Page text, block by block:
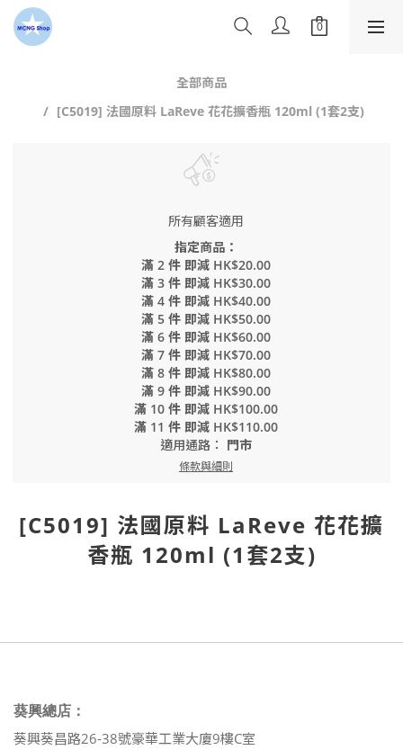
全部商品
[C5019] 法國原料 LaReve 花花擴香瓶 120ml (1套2支)
所有顧客適用
指定商品：
滿 2 件 即減 HK$20.00
滿 3 件 即減 HK$30.00
滿 4 件 即減 HK$40.00
滿 5 件 即減 HK$50.00
滿 6 件 即減 HK$60.00
滿 7 件 即減 HK$70.00
滿 8 件 即減 HK$80.00
滿 9 件 即減 HK$90.00
滿 10 件 即減 HK$100.00
滿 11 件 即減 HK$110.00
適用通路： 門市
條款與細則
[C5019] 法國原料 LaReve 花花擴
香瓶 120ml (1套2支)
葵興總店：
葵興葵昌路26-38號豪華工業大廈9樓C室